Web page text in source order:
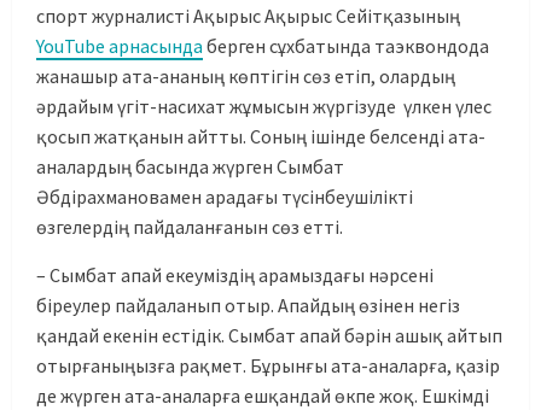
спорт журналисті Ақырыс Ақырыс Сейітқазының
YouTube арнасында берген сұхбатында таэквондода
жанашыр ата-ананың көптігін сөз етіп, олардың
әрдайым үгіт-насихат жұмысын жүргізуде үлкен үлес
қосып жатқанын айтты. Соның ішінде белсенді ата-
аналардың басында жүрген Сымбат
Әбдірахмановамен арадағы түсінбеушілікті
өзгелердің пайдаланғанын сөз етті.
– Сымбат апай екеуміздің арамыздағы нәрсені
біреулер пайдаланып отыр. Апайдың өзінен негіз
қандай екенін естідік. Сымбат апай бәрін ашық айтып
отырғаныңызға рақмет. Бұрынғы ата-аналарға, қазір
де жүрген ата-аналарға ешқандай өкпе жоқ. Ешкімді